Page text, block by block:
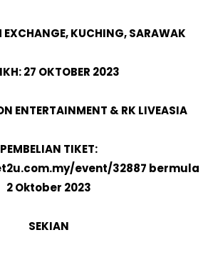
KUCHING, SARAWAK
27 OKTOBER 2023
ENTERTAINMENT & RK LIVEASIA
PEMBELIAN TIKET:
event/32887 bermula
2 Oktober 2023
SEKIAN